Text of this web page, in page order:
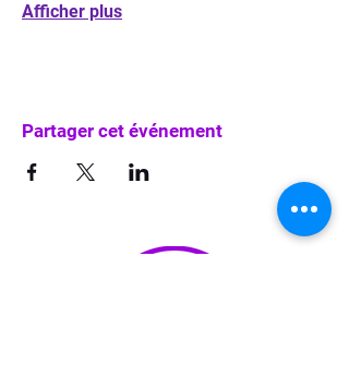
Afficher plus
Partager cet événement